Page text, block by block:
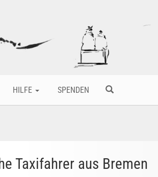
HILFE SPENDEN
Taxifahrer aus Bremen